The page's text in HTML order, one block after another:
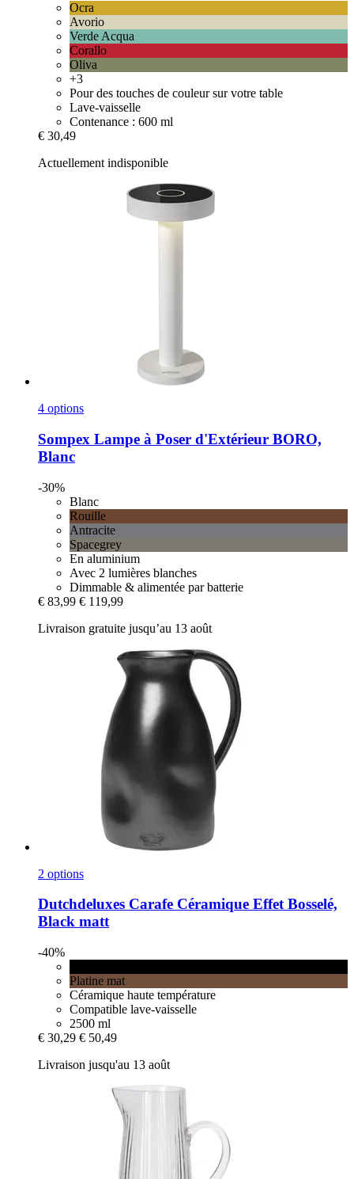
Ocra
Avorio
Verde Acqua
Corallo
Oliva
+3
Pour des touches de couleur sur votre table
Lave-vaisselle
Contenance : 600 ml
€ 30,49
Actuellement indisponible
4 options
Sompex Lampe à Poser d'Extérieur BORO,
Blanc
-30%
Blanc
Rouille
Antracite
Spacegrey
En aluminium
Avec 2 lumières blanches
Dimmable & alimentée par batterie
€ 83,99 € 119,99
Livraison gratuite jusqu’au 13 août
2 options
Dutchdeluxes Carafe Céramique Effet Bosselé,
Black matt
-40%
Platine mat
Céramique haute température
Compatible lave-vaisselle
2500 ml
€ 30,29 € 50,49
Livraison jusqu'au 13 août